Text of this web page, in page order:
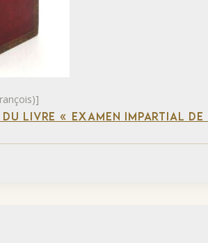
DU LIVRE « EXAMEN IMPARTIAL